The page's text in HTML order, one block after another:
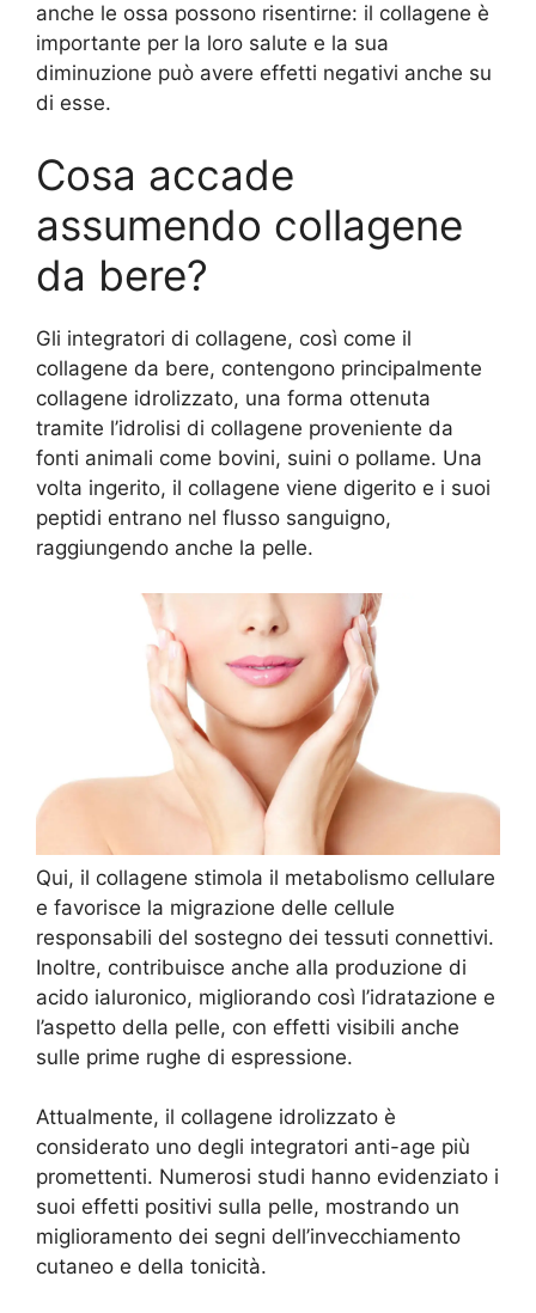
anche le ossa possono risentirne: il collagene è
importante per la loro salute e la sua
diminuzione può avere effetti negativi anche su
di esse.
Cosa accade
assumendo collagene
da bere?
Gli integratori di collagene, così come il
collagene da bere, contengono principalmente
collagene idrolizzato, una forma ottenuta
tramite l’idrolisi di collagene proveniente da
fonti animali come bovini, suini o pollame. Una
volta ingerito, il collagene viene digerito e i suoi
peptidi entrano nel flusso sanguigno,
raggiungendo anche la pelle.
Qui, il collagene stimola il metabolismo cellulare
e favorisce la migrazione delle cellule
responsabili del sostegno dei tessuti connettivi.
Inoltre, contribuisce anche alla produzione di
acido ialuronico, migliorando così l’idratazione e
l’aspetto della pelle, con effetti visibili anche
sulle prime rughe di espressione.
Attualmente, il collagene idrolizzato è
considerato uno degli integratori anti-age più
promettenti. Numerosi studi hanno evidenziato i
suoi effetti positivi sulla pelle, mostrando un
miglioramento dei segni dell’invecchiamento
cutaneo e della tonicità.